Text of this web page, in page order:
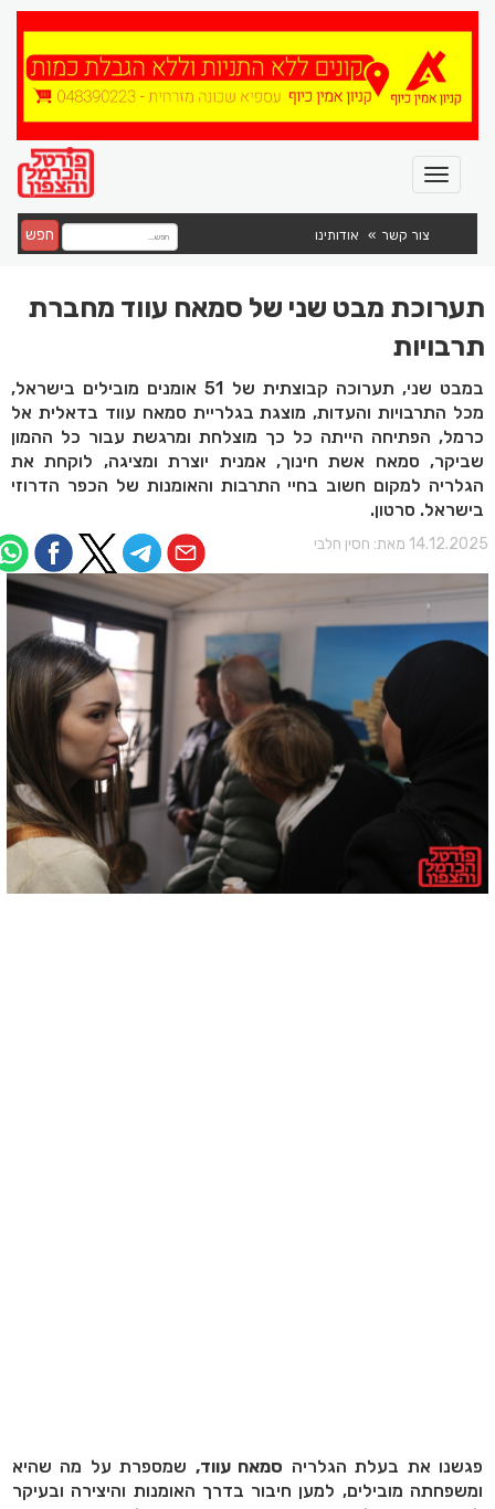
צור קשר אודותינו חפש
תערוכת מבט שני של סמאח עווד מחברת
תרבויות
במבט שני, תערוכה קבוצתית של 51 אומנים מובילים בישראל,
מכל התרבויות והעדות, מוצגת בגלריית סמאח עווד בדאלית אל
כרמל, הפתיחה הייתה כל כך מוצלחת ומרגשת עבור כל ההמון
שביקר, סמאח אשת חינוך, אמנית יוצרת ומציגה, לוקחת את
הגלריה למקום חשוב בחיי התרבות והאומנות של הכפר הדרוזי
בישראל. סרטון.
מאת: חסין חלבי
פגשנו את בעלת הגלריהסמאח עווד,שמספרת על מה שהיא
ומשפחתה מובילים, למען חיבור בדרך האומנות והיצירה ובעיקר